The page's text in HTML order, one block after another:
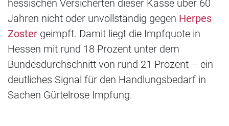
hessischen Versicherten dieser Kasse über 60
Jahren nicht oder unvollständig gegen Herpes
Zoster geimpft. Damit liegt die Impfquote in
Hessen mit rund 18 Prozent unter dem
Bundesdurchschnitt von rund 21 Prozent – ein
deutliches Signal für den Handlungsbedarf in
Sachen Gürtelrose Impfung.